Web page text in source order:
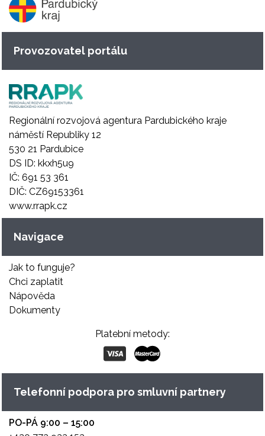
Provozovatel portálu
Regionální rozvojová agentura Pardubického kraje
náměstí Republiky 12
530 21 Pardubice
DS ID: kkxh5u9
IČ: 691 53 361
DIČ: CZ69153361
www.rrapk.cz
Navigace
Jak to funguje?
Chci zaplatit
Nápověda
Dokumenty
Platební metody:
Telefonní podpora pro smluvní partnery
PO-PÁ 9:00 – 15:00